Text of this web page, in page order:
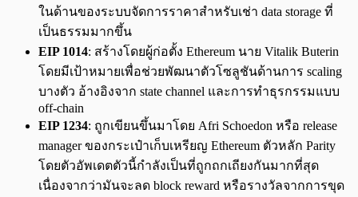
ในด้านของระบบจัดการราคาสำหรับเช่า data storage ที่
เป็นธรรมมากขึ้น
EIP 1014: สร้างโดยผู้ก่อตั้ง Ethereum นาย Vitalik Buterin
โดยมีเป้าหมายเพื่อช่วยพัฒนาตัวโซลูชันด้านการ scaling
บางตัว อ้างอิงจาก state channel และการทำธุรกรรมแบบ
off-chain
EIP 1234: ถูกเขียนขึ้นมาโดย Afri Schoedon หรือ release
manager ของกระเป๋าเก็บเหรียญ Ethereum ตัวหลัก Parity
โดยตัวอัพเดตตัวนี้กำลังเป็นที่ถูกถกเถียงกันมากที่สุด
เนื่องจากว่ามันจะลด block reward หรือรางวัลจากการขุด